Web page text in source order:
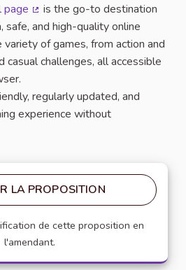
page
(Lien externe)
is the go-to destination
safe, and high-quality online
of games, from action and
challenges, all accessible
regularly updated, and
experience without
LA PROPOSITION
de cette proposition en
l'amendant.